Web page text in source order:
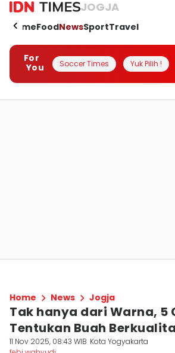
JOGJA
HomeFoodNewsSportTravel
For
You
Soccer Times Yuk Pilih !
Home News Jogja
Tak hanya dari Warna, 5
Tentukan Buah
11 Nov 2025, 08:43 WIB Kota Yogyakarta